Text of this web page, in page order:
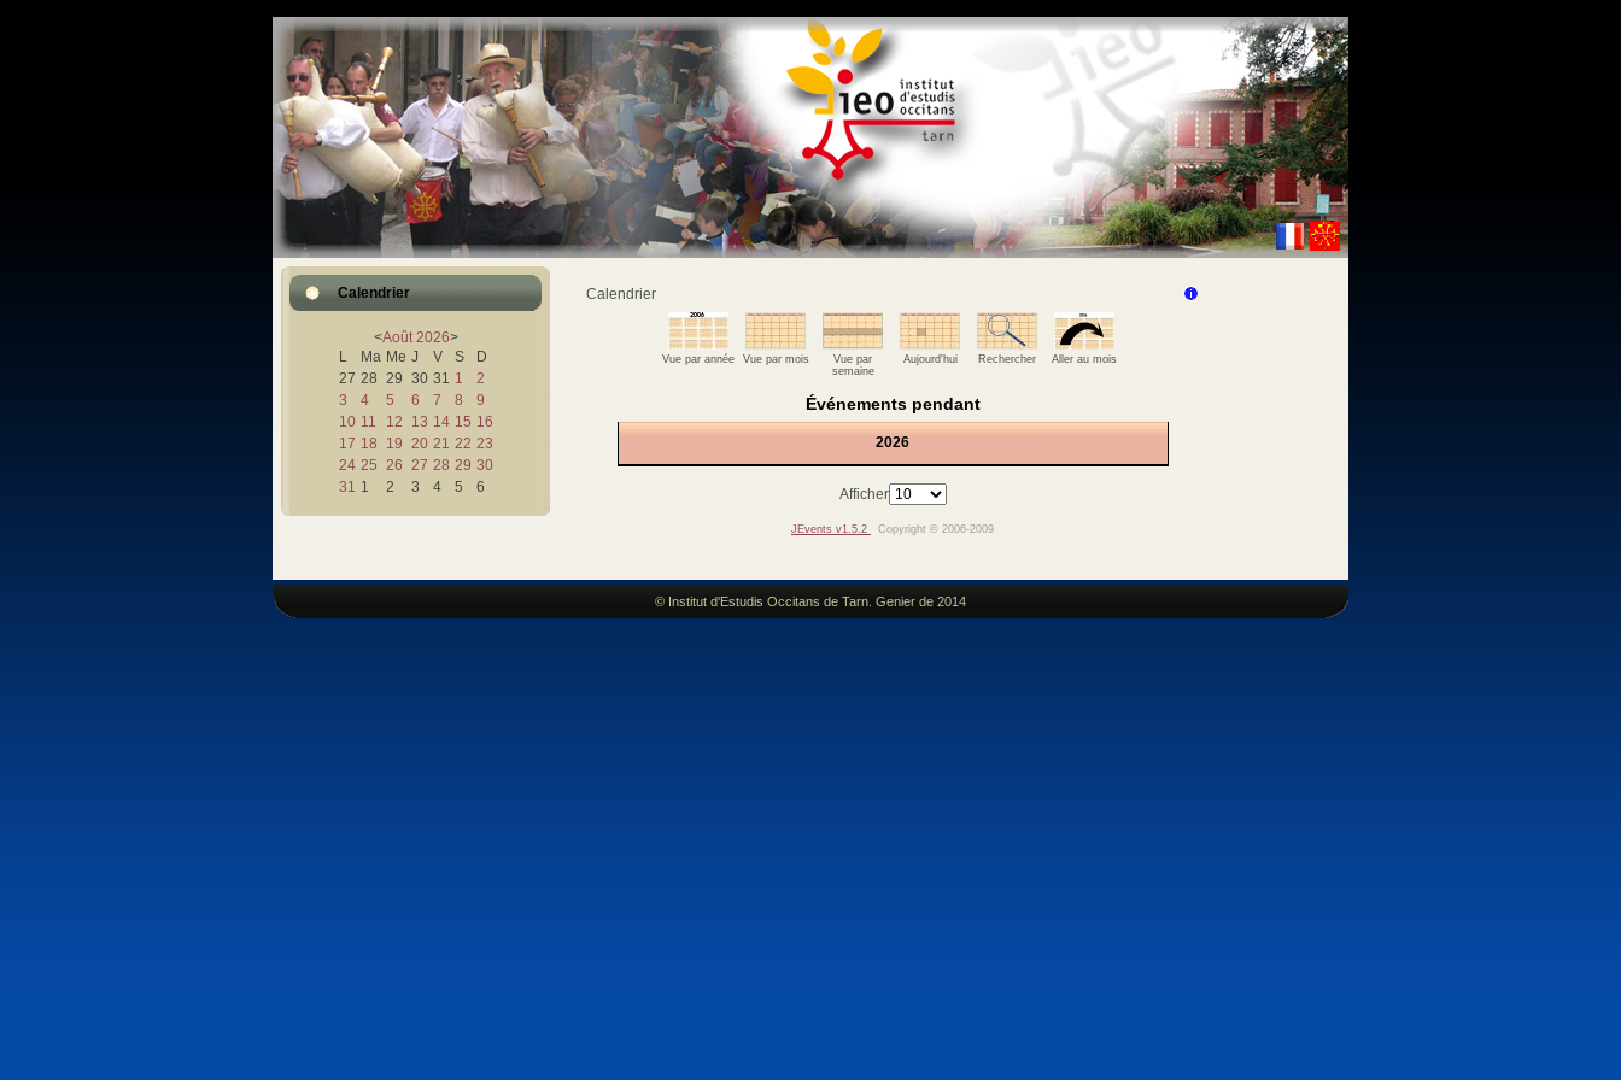
Calendrier
<Août 2026>
L
Ma Me J V S
D
27 28 29 30 31 1
2
3
4 5 6 7 8
9
10 11 12 13 14 15 16
17 18 19 20 21 22 23
24 25 26 27 28 29 30
31 1 2 3 4 5 6
Calendrier
Vue par année Vue par mois
Vue par
semaine
Aujourd'hui Rechercher Aller au mois
Événements pendant
2026
Afficher
JEvents v1.5.2 Copyright © 2006-2009
© Institut d'Estudis Occitans de Tarn. Genier de 2014